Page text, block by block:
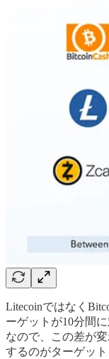
Litecoinではなく
ーゲットが10分間
なので、この差が
するのがターゲッ